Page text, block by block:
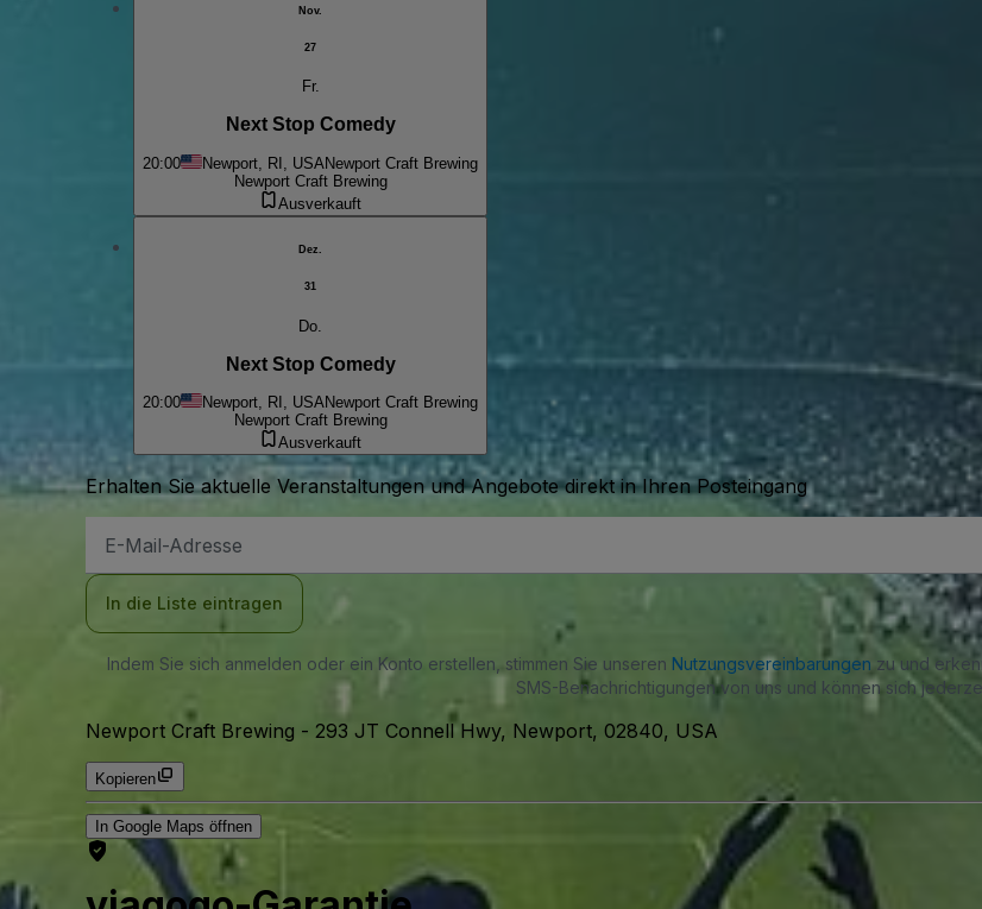
Nov.
27
Fr.
Next Stop Comedy
20:00 Newport, RI, USANewport Craft Brewing
Newport Craft Brewing
Ausverkauft
Dez.
31
Do.
Next Stop Comedy
20:00 Newport, RI, USANewport Craft Brewing
Newport Craft Brewing
Ausverkauft
Erhalten Sie aktuelle Veranstaltungen und Angebote direkt in Ihren Posteingang
Mail-
In die Liste eintragen
Indem Sie sich anmelden oder ein Konto erstellen, stimmen Sie unseren Nutzungsvereinbarungen zu und
SMS-Benachrichtigungen von uns und können sich
Newport Craft Brewing - 293 JT Connell Hwy, Newport, 02840, USA
Kopieren
In Google Maps öffnen